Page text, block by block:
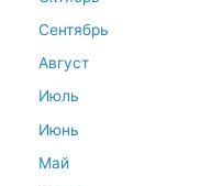
Сентябрь
Август
Июль
Июнь
Май